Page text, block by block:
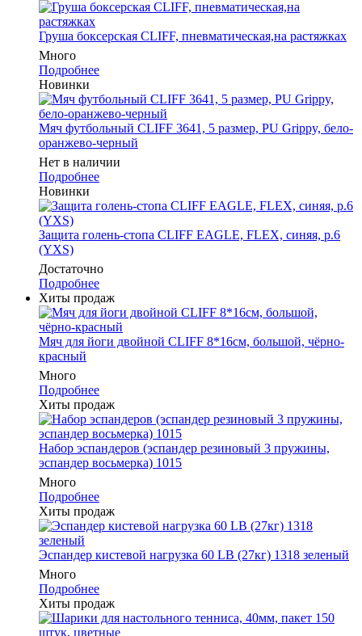
Груша боксерская CLIFF, пневматическая,на растяжках
Много
Подробнее
Новинки
Мяч футбольный CLIFF 3641, 5 размер, PU Grippy, бело-
оранжево-черный
Нет в наличии
Подробнее
Новинки
Защита голень-стопа CLIFF EAGLE, FLEX, синяя, р.6
(YXS)
Достаточно
Подробнее
Хиты продаж
Мяч для йоги двойной CLIFF 8*16см, большой, чёрно-
красный
Много
Подробнее
Хиты продаж
Набор эспандеров (эспандер резиновый 3 пружины,
эспандер восьмерка) 1015
Много
Подробнее
Хиты продаж
Эспандер кистевой нагрузка 60 LB (27кг) 1318 зеленый
Много
Подробнее
Хиты продаж